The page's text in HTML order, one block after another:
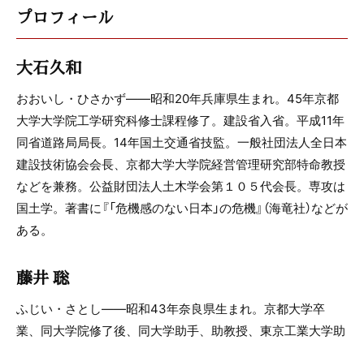
プロフィール
大石久和
おおいし・ひさかず――昭和20年兵庫県生まれ。45年京都
大学大学院工学研究科修士課程修了。建設省入省。平成11年
同省道路局局長。14年国土交通省技監。一般社団法人全日本
建設技術協会会長、京都大学大学院経営管理研究部特命教授
などを兼務。公益財団法人土木学会第１０５代会長。専攻は
国土学。著書に『「危機感のない日本」の危機』（海竜社）などが
ある。
藤井 聡
ふじい・さとし――昭和43年奈良県生まれ。京都大学卒
業、同大学院修了後、同大学助手、助教授、東京工業大学助